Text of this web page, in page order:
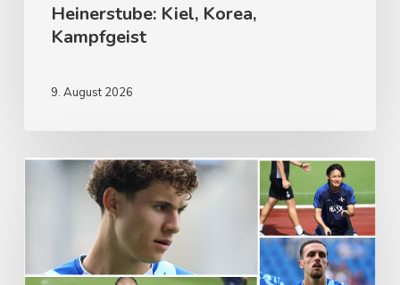
Heinerstube: Kiel, Korea,
Kampfgeist
9. August 2026